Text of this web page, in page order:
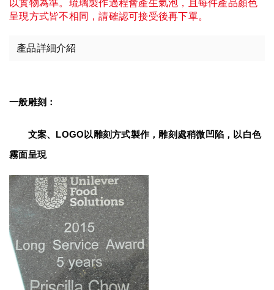
以實物為準。琉璃製作過程會產生氣泡，且每件產品顏色
呈現方式皆不相同，請確認可接受後再下單。
產品詳細介紹
一般雕刻：
文案、LOGO以雕刻方式製作，雕刻處稍微凹陷，以白色
霧面呈現